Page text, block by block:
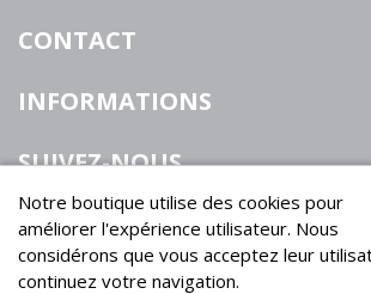
CONTACT
INFORMATIONS
SUIVEZ-NOUS
Notre boutique utilise des cookies pour
améliorer l'expérience utilisateur. Nous
considérons que vous acceptez leur
continuez votre navigation.